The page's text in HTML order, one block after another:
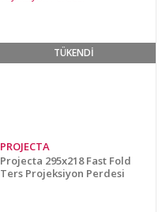
TÜKENDİ
PROJECTA
Projecta 295x218 Fast Fold
Ters Projeksiyon Perdesi